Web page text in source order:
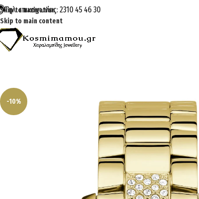
Skip to navigation
Skip to main content
Τηλ. επικοινωνίας: 2310 45 46 30
-10%